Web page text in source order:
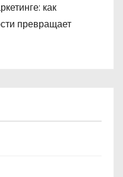
как
превращает